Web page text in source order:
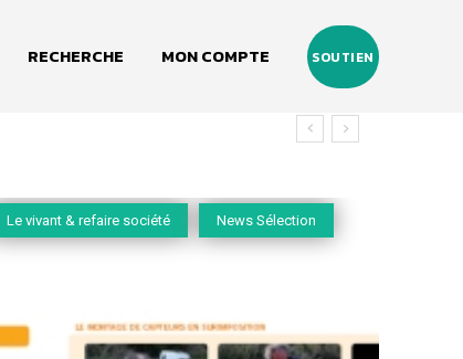
RECHERCHE MON COMPTE SOUTIEN
Le vivant & refaire société News Sélection